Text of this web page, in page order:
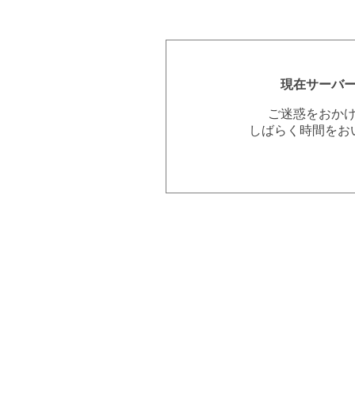
現在サーバ
ご迷惑をおか
しばらく時間を